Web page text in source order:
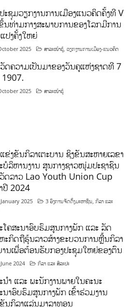
ະຊຸມວຽກງານການເມືອງແນວຄິດຄັ້ງທີ V
ນທ່າມກາງສະພາບການຂອງໂລກມີການ
ປງຄັ້ງໃຫຍ່
2025 ສາລະໜ້າຮູ້ ,ວຽກງານການເມືອງ-ແນວຄິດ
ດຄວາມເປັນມາຂອງວັນຄູແຫ່ງຊາດທີ 7
1907.
2025 ສາລະໜ້າຮູ້
ຂ່ງຂັນກິລາເຕະບານ ຊິງຂັນສະຫາຍເລຂາ
ບໍລິຫານງານ ສູນກາງຊາວໜຸ່ມປະຊາຊົນ
ດລາວ Lao Youth Union Cup
ປີ 2024
2025 3 ອົງການຈັດຕັ້ງມະຫາຊົນ ,ກິລາ ແລະ
ໂຄສະນາອົບຮົມສູນກາງພັກ ແລະ ລັດ
ະກິດຖືຮຸ້ນລາວສ້າງຂະບວນການຫຼີ້ນກິລາ
ານເພື່ອຕ້ອນຮັບກອງປະຊຸມໃຫຍ່ຂອງຕົນ
2024 ກິລາ ແລະ ສິລະປະ
ນຳ ແລະ ພະນັກງານພາຍໃນຄະນະ
ນາອົບຮົມສູນກາງພັກ ເຂົ້າຮ່ວມງານ
ນກິລາແລ່ນມາລາທອນ